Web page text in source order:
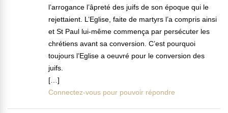
l’arrogance l’âpreté des juifs de son époque qui le
rejettaient. L’Eglise, faite de martyrs l’a compris ainsi
et St Paul lui-même commença par persécuter les
chrétiens avant sa conversion. C’est pourquoi
toujours l’Eglise a oeuvré pour le conversion des
juifs.
[…]
Connectez-vous pour pouvoir répondre